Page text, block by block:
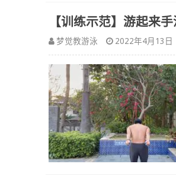
【训练示范】游起来
梦觉教游泳 2022年4月13日